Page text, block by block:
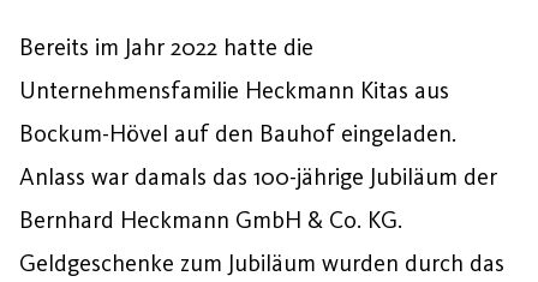
Bereits im Jahr 2022 hatte die
Unternehmensfamilie Heckmann Kitas aus
Bockum-Hövel auf den Bauhof eingeladen.
Anlass war damals das 100-jährige Jubiläum der
Bernhard Heckmann GmbH & Co. KG.
Geldgeschenke zum Jubiläum wurden durch das